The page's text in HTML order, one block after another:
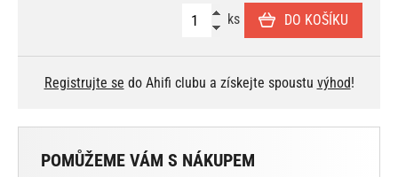
ks DO KOŠÍKU
Registrujte se do Ahifi clubu a získejte spoustu výhod!
POMŮŽEME VÁM S NÁKUPEM